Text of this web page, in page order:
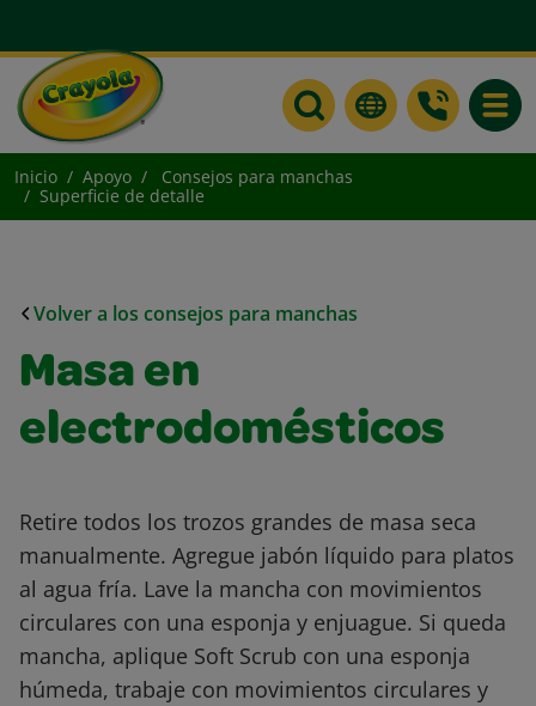
Inicio Apoyo
Consejos para manchas
Superficie de detalle
Volver a los consejos para manchas
Masa en
electrodomésticos
Retire todos los trozos grandes de masa seca
manualmente. Agregue jabón líquido para platos
al agua fría. Lave la mancha con movimientos
circulares con una esponja y enjuague. Si queda
mancha, aplique Soft Scrub con una esponja
húmeda, trabaje con movimientos circulares y